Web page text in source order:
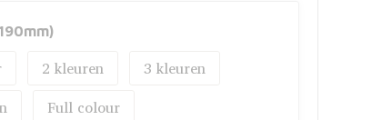
2
3
Full colour